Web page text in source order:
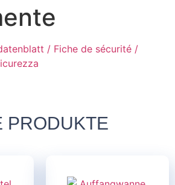
/ Fiche de sécurité /
PRODUKTE